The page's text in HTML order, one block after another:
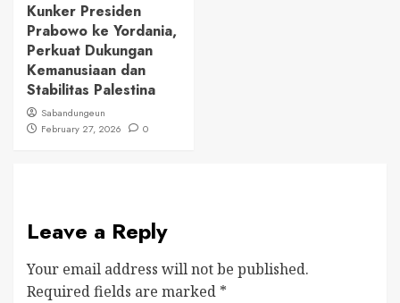
Kunker Presiden
Prabowo ke Yordania,
Perkuat Dukungan
Kemanusiaan dan
Stabilitas Palestina
Sabandungeun
February 27, 2026
0
Leave a Reply
Your email address will not be published.
Required fields are marked *